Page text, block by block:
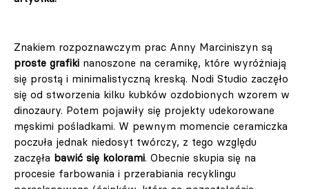
Znakiem rozpoznawczym prac Anny Marciniszyn są
proste grafiki nanoszone na ceramikę, które wyróżniają
się prostą i minimalistyczną kreską. Nodi Studio zaczęło
się od stworzenia kilku kubków ozdobionych wzorem w
dinozaury. Potem pojawiły się projekty udekorowane
męskimi pośladkami. W pewnym momencie ceramiczka
poczuła jednak niedosyt twórczy, z tego względu
zaczęła bawić się kolorami. Obecnie skupia się na
procesie farbowania i przerabiania recyklingu